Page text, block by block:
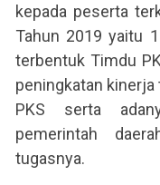
kepada peserta
Tahun 2019 yaitu
terbentuk Timdu
peningkatan
PKS serta
pemerintah
tugasnya.